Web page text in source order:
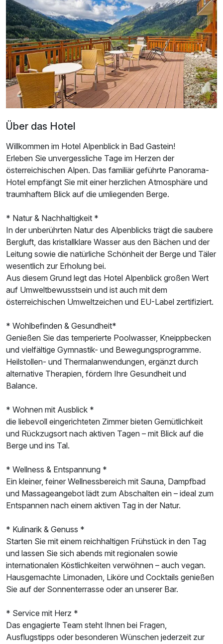
Ausstattung
Für 8 Tage p.P. ab
Einzelzimmer
1 Erwachsenen
Ausstattung
Über das Hotel
Willkommen im Hotel Alpenblick in Bad Gastein!
Erleben Sie unvergessliche Tage im Herzen der
österreichischen Alpen. Das familiär geführte Panorama-
Hotel empfängt Sie mit einer herzlichen Atmosphäre und
traumhaftem Blick auf die umliegenden Berge.
* Natur & Nachhaltigkeit *
In der unberührten Natur des Alpenblicks trägt die saubere
Bergluft, das kristallklare Wasser aus den Bächen und der
Leitung sowie die natürliche Schönheit der Berge und Täler
wesentlich zur Erholung bei.
Aus diesem Grund legt das Hotel Alpenblick großen Wert
auf Umweltbewusstsein und ist auch mit dem
österreichischen Umweltzeichen und EU-Label zertifiziert.
* Wohlbefinden & Gesundheit*
Genießen Sie das temperierte Poolwasser, Kneippbecken
und vielfältige Gymnastik- und Bewegungsprogramme.
Heilstollen- und Thermalanwendungen, ergänzt durch
alternative Therapien, fördern Ihre Gesundheit und
Balance.
* Wohnen mit Ausblick *
die liebevoll eingerichteten Zimmer bieten Gemütlichkeit
und Rückzugsort nach aktiven Tagen – mit Blick auf die
Berge und ins Tal.
* Wellness & Entspannung *
Ein kleiner, feiner Wellnessbereich mit Sauna, Dampfbad
und Massageangebot lädt zum Abschalten ein – ideal zum
Entspannen nach einem aktiven Tag in der Natur.
* Kulinarik & Genuss *
Starten Sie mit einem reichhaltigen Frühstück in den Tag
und lassen Sie sich abends mit regionalen sowie
internationalen Köstlichkeiten verwöhnen – auch vegan.
Hausgemachte Limonaden, Liköre und Cocktails genießen
Sie auf der Sonnenterrasse oder an unserer Bar.
* Service mit Herz *
Das engagierte Team steht Ihnen bei Fragen,
Ausflugstipps oder besonderen Wünschen jederzeit zur